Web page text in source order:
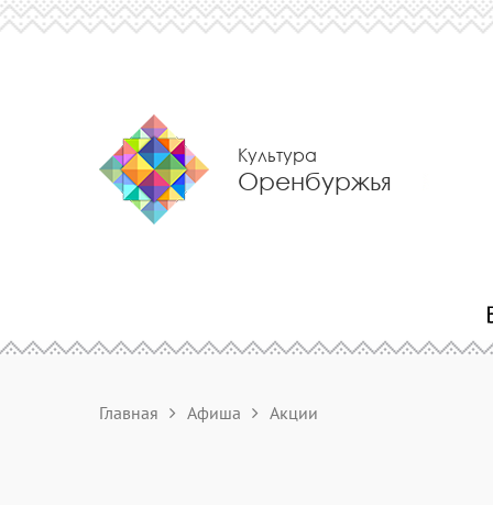
Культура
Оренбуржья
Главная Афиша Акции